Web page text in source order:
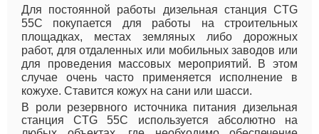
Для постоянной работы дизельная станция CTG
55C покупается для работы на строительных
площадках, местах земляных либо дорожных
работ, для отдаленных или мобильных заводов или
для проведения массовых мероприятий. В этом
случае очень часто применяется исполнение в
кожухе. Ставится кожух на сани или шасси.
В роли резервного источника питания дизельная
станция CTG 55C используется абсолютно на